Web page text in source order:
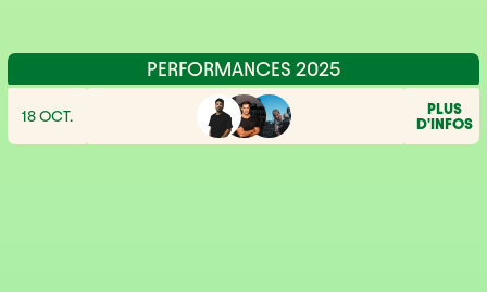
PERFORMANCES 2025
18 OCT.
PLUS
D'INFOS